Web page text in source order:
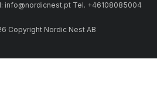
info@nordicnest.pt Tel. +46108085004
Copyright Nordic Nest AB